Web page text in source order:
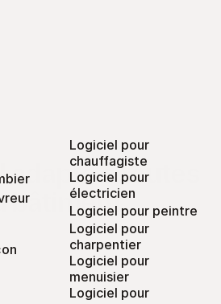
adapté à toutes
bâtiment
Logiciel pour
chauffagiste
Logiciel pour
électricien
Logiciel pour peintre
Logiciel pour
charpentier
Logiciel pour
menuisier
Logiciel pour